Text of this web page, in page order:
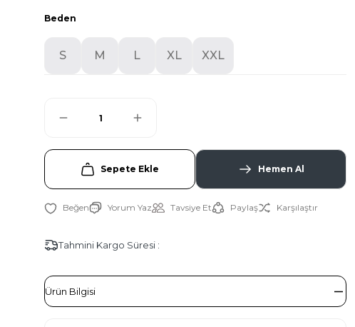
Beden
S M L XL XXL
Sepete Ekle Hemen Al
Yorum Yaz Tavsiye Et Paylaş Karşılaştır
Tahmini Kargo Süresi :
Ürün Bilgisi